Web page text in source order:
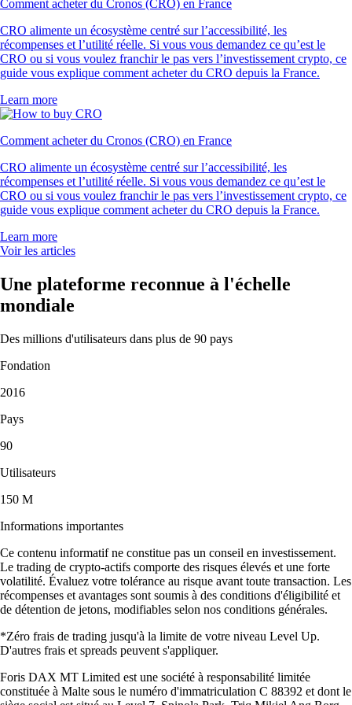
Comment acheter du Cronos (CRO) en France
CRO alimente un écosystème centré sur l’accessibilité, les
récompenses et l’utilité réelle. Si vous vous demandez ce qu’est le
CRO ou si vous voulez franchir le pas vers l’investissement crypto, ce
guide vous explique comment acheter du CRO depuis la France.
Learn more
Comment acheter du Cronos (CRO) en France
CRO alimente un écosystème centré sur l’accessibilité, les
récompenses et l’utilité réelle. Si vous vous demandez ce qu’est le
CRO ou si vous voulez franchir le pas vers l’investissement crypto, ce
guide vous explique comment acheter du CRO depuis la France.
Learn more
Voir les articles
Une plateforme reconnue à l'échelle
mondiale
Des millions d'utilisateurs dans plus de 90 pays
Fondation
2016
Pays
90
Utilisateurs
150 M
Informations importantes
Ce contenu informatif ne constitue pas un conseil en investissement.
Le trading de crypto-actifs comporte des risques élevés et une forte
volatilité. Évaluez votre tolérance au risque avant toute transaction. Les
récompenses et avantages sont soumis à des conditions d'éligibilité et
de détention de jetons, modifiables selon nos conditions générales.
*Zéro frais de trading jusqu'à la limite de votre niveau Level Up.
D'autres frais et spreads peuvent s'appliquer.
Foris DAX MT Limited est une société à responsabilité limitée
constituée à Malte sous le numéro d'immatriculation C 88392 et dont le